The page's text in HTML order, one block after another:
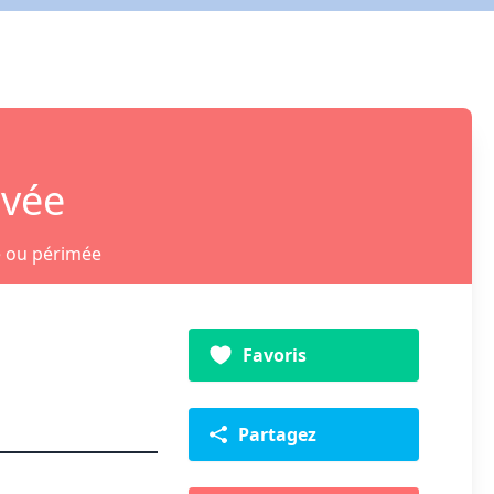
ou périmée
Favoris
Partagez